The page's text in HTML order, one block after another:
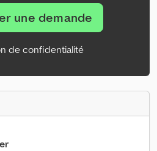
une demande
de confidentialité